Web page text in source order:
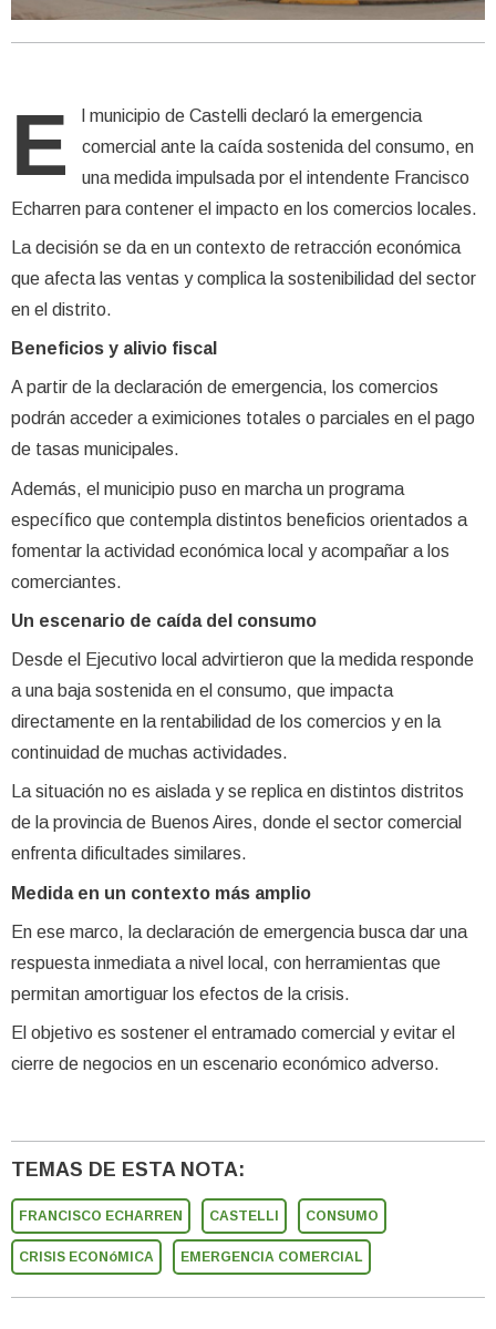
E
l municipio de Castelli declaró la emergencia
comercial ante la caída sostenida del consumo, en
una medida impulsada por el intendente Francisco
Echarren para contener el impacto en los comercios locales.
La decisión se da en un contexto de retracción económica
que afecta las ventas y complica la sostenibilidad del sector
en el distrito.
Beneficios y alivio fiscal
A partir de la declaración de emergencia, los comercios
podrán acceder a eximiciones totales o parciales en el pago
de tasas municipales.
Además, el municipio puso en marcha un programa
específico que contempla distintos beneficios orientados a
fomentar la actividad económica local y acompañar a los
comerciantes.
Un escenario de caída del consumo
Desde el Ejecutivo local advirtieron que la medida responde
a una baja sostenida en el consumo, que impacta
directamente en la rentabilidad de los comercios y en la
continuidad de muchas actividades.
La situación no es aislada y se replica en distintos distritos
de la provincia de Buenos Aires, donde el sector comercial
enfrenta dificultades similares.
Medida en un contexto más amplio
En ese marco, la declaración de emergencia busca dar una
respuesta inmediata a nivel local, con herramientas que
permitan amortiguar los efectos de la crisis.
El objetivo es sostener el entramado comercial y evitar el
cierre de negocios en un escenario económico adverso.
TEMAS DE ESTA NOTA:
FRANCISCO ECHARREN CASTELLI CONSUMO
CRISIS ECONóMICA EMERGENCIA COMERCIAL